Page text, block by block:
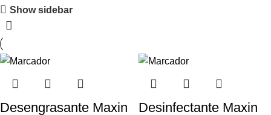
Show sidebar
Desengrasante Maxin
Desinfectante Maxin